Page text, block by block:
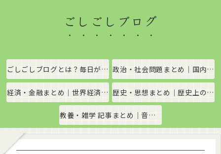
ごしごしブログ
ごしごしブログとは？毎日がちょっと楽しくなる情報発信サイト 政治・社会問題まとめ｜国内政治・国際情勢をわかりやすく解説
経済・金融まとめ｜世界経済・金融市場をわかりやすく解説 歴史・思想まとめ｜歴史上の出来事や思想・哲学をわかりやすく解説
教養・雑学 記事まとめ｜音楽、科学、社会の豆知識をわかりやすく解説